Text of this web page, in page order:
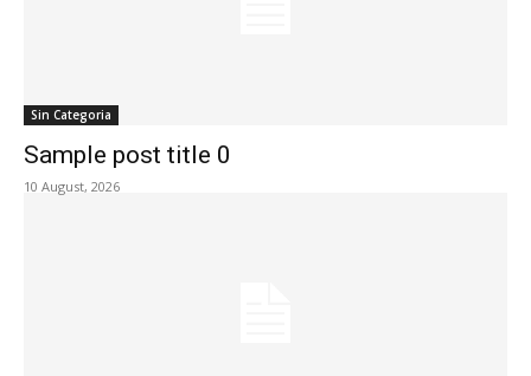
Sin Categoria
Sample post title 0
10 August, 2026